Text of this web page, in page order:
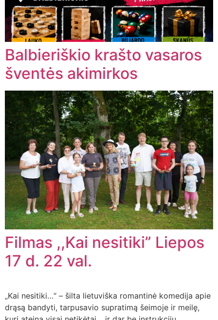
Balbieriškio krašto vasaros
šventės akimirkos
Filmas ,,Kai nesitiki” Liepos
17 d. 22 val.
„Kai nesitiki…“ – šilta lietuviška romantinė komedija apie
drąsą bandyti, tarpusavio supratimą šeimoje ir meilę,